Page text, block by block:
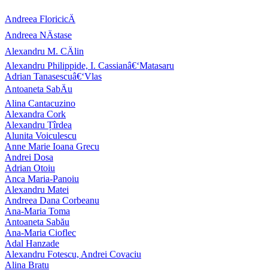
Andreea FloricicÄ
Andreea NÄstase
Alexandru M. CÄlin
Alexandru Philippide, I. Cassianâ€‘Matasaru
Adrian Tanasescuâ€‘Vlas
Antoaneta SabÄu
Alina Cantacuzino
Alexandra Cork
Alexandru Țîrdea
Alunita Voiculescu
Anne Marie Ioana Grecu
Andrei Dosa
Adrian Otoiu
Anca Maria-Panoiu
Alexandru Matei
Andreea Dana Corbeanu
Ana-Maria Toma
Antoaneta Sabău
Ana-Maria Cioflec
Adal Hanzade
Alexandru Fotescu, Andrei Covaciu
Alina Bratu